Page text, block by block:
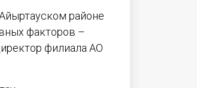
районе
факторов –
филиала АО